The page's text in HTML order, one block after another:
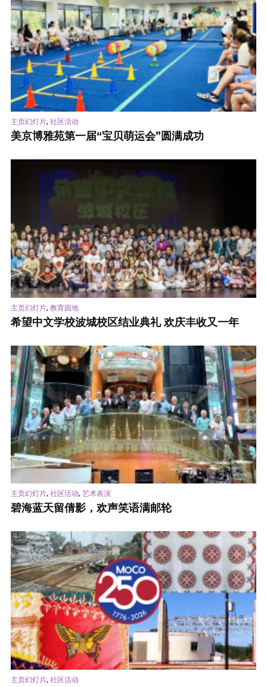
主页幻灯片, 社区活动
美京博雅苑第一届“宝贝萌运会”圆满成功
主页幻灯片, 教育园地
希望中文学校波城校区结业典礼 欢庆丰收又一年
主页幻灯片, 社区活动, 艺术表演
碧海蓝天留倩影，欢声笑语满邮轮
主页幻灯片, 社区活动